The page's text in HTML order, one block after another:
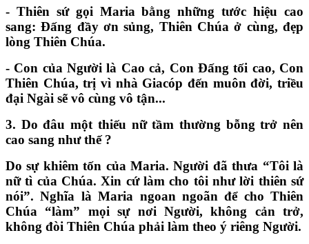
- Thiên sứ gọi Maria bằng những tước hiệu cao
sang: Đấng đầy ơn sủng, Thiên Chúa ở cùng, đẹp
lòng Thiên Chúa.
- Con của Người là Cao cả, Con Đấng tối cao, Con
Thiên Chúa, trị vì nhà Giacóp đến muôn đời, triều
đại Ngài sẽ vô cùng vô tận...
3. Do đâu một thiếu nữ tầm thường bỗng trở nên
cao sang như thế?
Do sự khiêm tốn của Maria. Người đã thưa “Tôi là
nữ tì của Chúa. Xin cứ làm cho tôi như lời thiên sứ
nói”. Nghĩa là Maria ngoan ngoãn để cho Thiên
Chúa “làm” mọi sự nơi Người, không cản trở,
không đòi Thiên Chúa phải làm theo ý riêng Người.